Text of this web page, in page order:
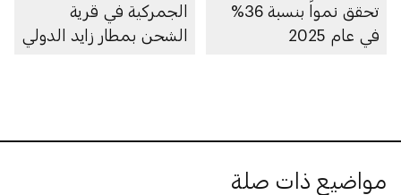
تحقق نمواً بنسبة 36%
في عام 2025
الجمركية في قرية
الشحن بمطار زايد الدولي
مواضيع ذات صلة